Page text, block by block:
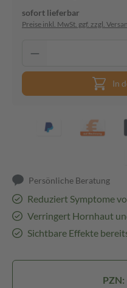
sofort lieferbar
Preise inkl. MwSt. ggf. zzgl.
In
Persönliche Beratung
Reduziert Symptome
Verringert Hornhaut
Sichtbare Effekte